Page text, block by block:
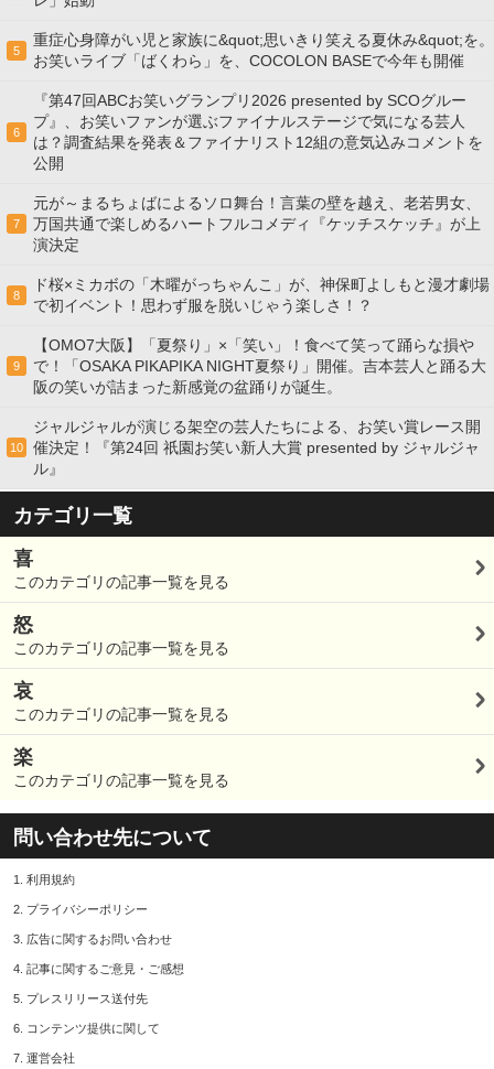
5
重症心身障がい児と家族に&quot;思いきり笑える夏休み&quot;を。
お笑いライブ「ばくわら」を、COCOLON BASEで今年も開催
6
『第47回ABCお笑いグランプリ2026 presented by SCOグルー
プ』、お笑いファンが選ぶファイナルステージで気になる芸人
は？調査結果を発表＆ファイナリスト12組の意気込みコメントを
公開
7
元が～まるちょばによるソロ舞台！言葉の壁を越え、老若男女、
万国共通で楽しめるハートフルコメディ『ケッチスケッチ』が上
演決定
8
ド桜×ミカボの「木曜がっちゃんこ」が、神保町よしもと漫才劇場
で初イベント！思わず服を脱いじゃう楽しさ！？
9
【OMO7大阪】「夏祭り」×「笑い」！食べて笑って踊らな損や
で！「OSAKA PIKAPIKA NIGHT夏祭り」開催。吉本芸人と踊る大
阪の笑いが詰まった新感覚の盆踊りが誕生。
10
ジャルジャルが演じる架空の芸人たちによる、お笑い賞レース開
催決定！『第24回 祇園お笑い新人大賞 presented by ジャルジャ
ル』
カテゴリ一覧
喜
このカテゴリの記事一覧を見る
怒
このカテゴリの記事一覧を見る
哀
このカテゴリの記事一覧を見る
楽
このカテゴリの記事一覧を見る
問い合わせ先について
1. 利用規約
2. プライバシーポリシー
3. 広告に関するお問い合わせ
4. 記事に関するご意見・ご感想
5. プレスリリース送付先
6. コンテンツ提供に関して
7. 運営会社